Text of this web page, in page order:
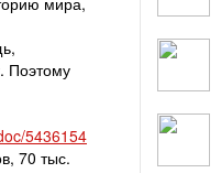
Поэтому
5436154
70 тыс.